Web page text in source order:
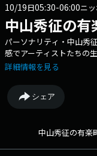
10/19日05:30-06:00ニ
中山秀征の
パーソナリティ・中山秀
感でアーティストたちの
音にも迫ります。メー
詳細情報を見る
シェア
中山秀征の有楽